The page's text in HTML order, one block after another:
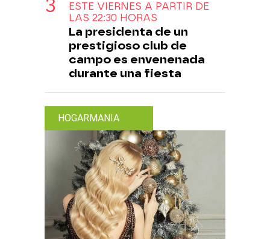
ESTE VIERNES A PARTIR DE
LAS 22:30 HORAS
La presidenta de un
prestigioso club de
campo es envenenada
durante una fiesta
HOGARMANIA